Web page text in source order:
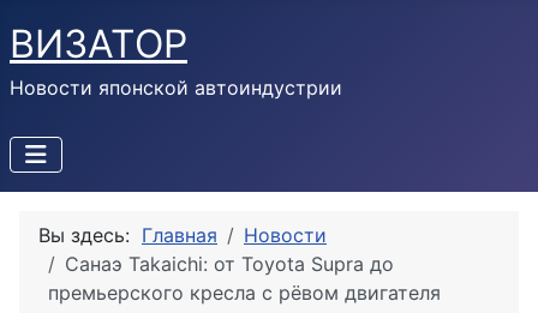
ВИЗАТОР
Новости японской автоиндустрии
Вы здесь: Главная
Новости
Санаэ Takaichi: от Toyota Supra до
премьерского кресла с рёвом двигателя